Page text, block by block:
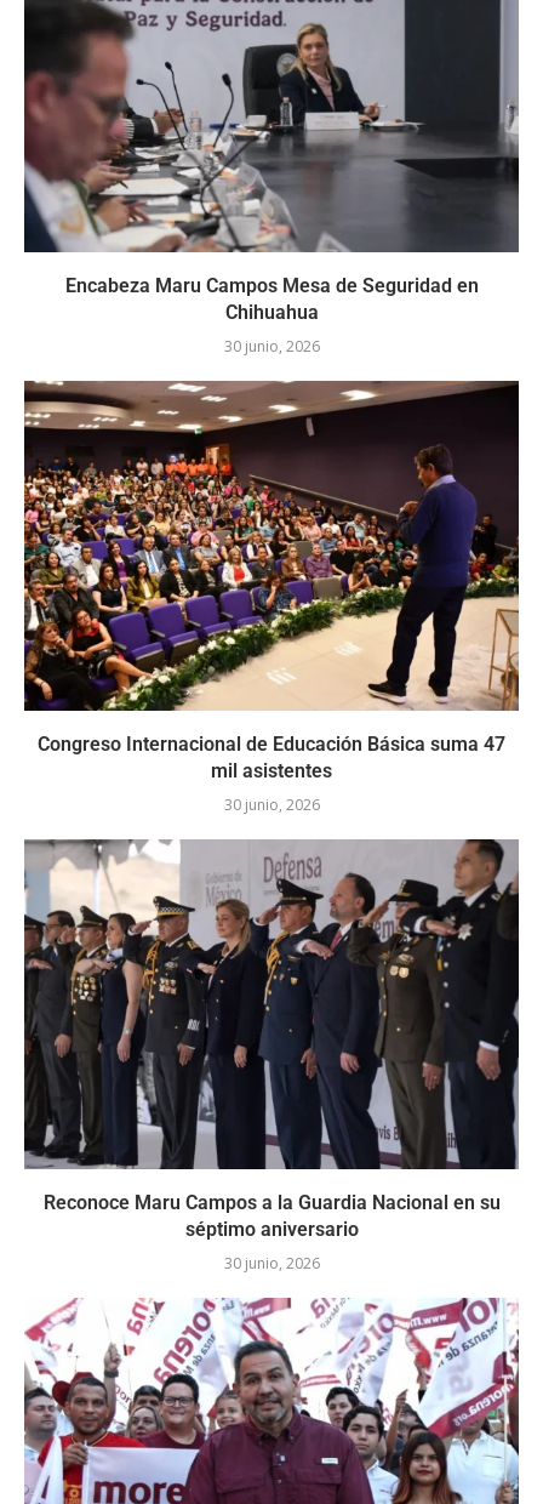
Encabeza Maru Campos Mesa de Seguridad en
Chihuahua
30 junio, 2026
Congreso Internacional de Educación Básica suma 47
mil asistentes
30 junio, 2026
Reconoce Maru Campos a la Guardia Nacional en su
séptimo aniversario
30 junio, 2026